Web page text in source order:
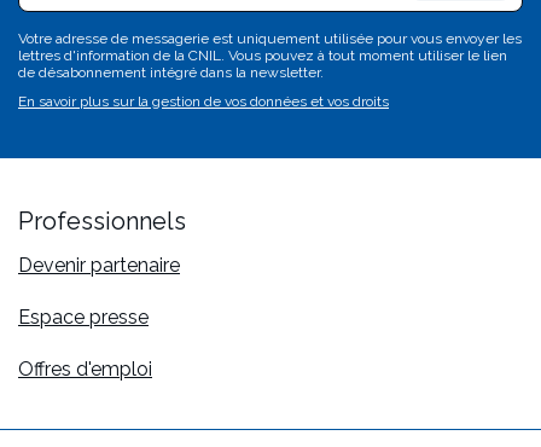
Votre adresse de messagerie est uniquement utilisée pour vous envoyer les
lettres d'information de la CNIL. Vous pouvez à tout moment utiliser le lien
de désabonnement intégré dans la newsletter.
En savoir plus sur la gestion de vos données et vos droits
Professionnels
Devenir partenaire
Espace presse
Offres d'emploi